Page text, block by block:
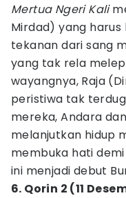
Mertua Ngeri Kali
Mirdad) yang
tekanan dari sang
yang tak rela
wayangnya, Raja
peristiwa tak
mereka, Andara
melanjutkan hidup
membuka hati
ini menjadi debut
6. Qorin 2 (11